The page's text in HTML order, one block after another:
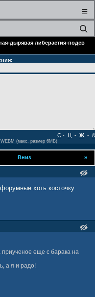
☰
дырявая либерастия-подсв
- Ц - Ж - К
С
(макс. размер 6МБ)
»
Вниз
хоть косточку
еще с барака на
а я и радо!